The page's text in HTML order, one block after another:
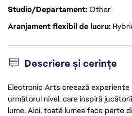
Studio/DepartamentOther
Aranjament flexibil de lucru
Descriere și cerințe
Electronic Arts creează
următorul nivel, care inspiră
lume. Aici, toată lumea face parte